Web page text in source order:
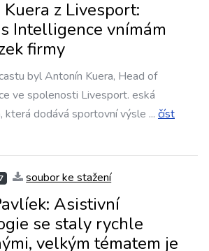
z Livesport:
Intelligence vnímám
firmy
byl Antonín Kuera, Head of
ve spolenosti Livesport. eská
která dodává sportovní výsle ... číst
soubor ke stažení
Asistivní
se staly rychle
velkým tématem je